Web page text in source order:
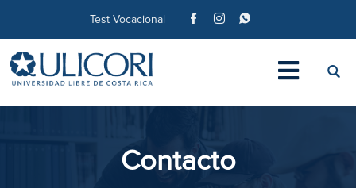
Test Vocacional
Contacto